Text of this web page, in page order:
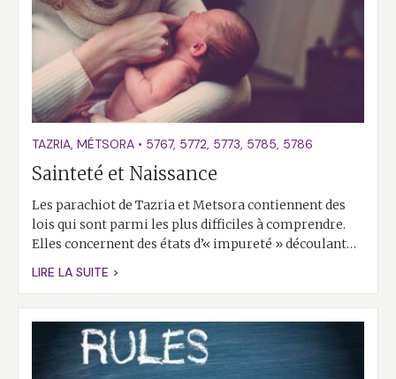
TAZRIA, MÉTSORA • 5767, 5772, 5773, 5785, 5786
Sainteté et Naissance
Les parachiot de Tazria et Metsora contiennent des
lois qui sont parmi les plus difficiles à comprendre.
Elles concernent des états d’« impureté » découlant…
LIRE LA SUITE >